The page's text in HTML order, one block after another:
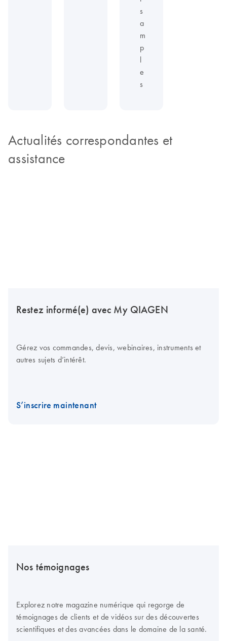
s
a
m
p
l
e
s
Actualités correspondantes et
assistance
Restez informé(e) avec My QIAGEN
Gérez vos commandes, devis, webinaires, instruments et
autres sujets d’intérêt.
S’inscrire maintenant
Nos témoignages
Explorez notre magazine numérique qui regorge de
témoignages de clients et de vidéos sur des découvertes
scientifiques et des avancées dans le domaine de la santé.